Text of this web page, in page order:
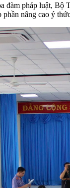
pháp luật,
nâng cao ý